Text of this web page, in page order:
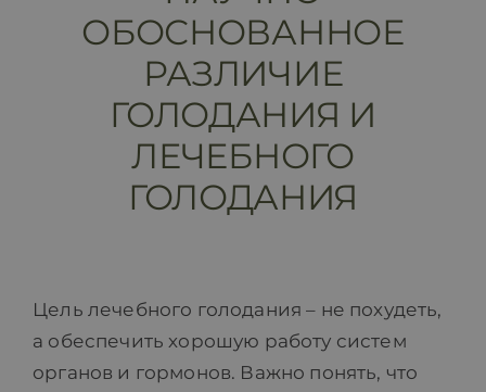
ПРОГРАММЫ И ПРОЦЕДУРЫ
БРОНИРОВАНИЕ
ПРАЙС-ЛИСТ
МАГАЗИН
FAQ
ОБОСНОВАННОЕ
РАЗЛИЧИЕ
ГОЛОДАНИЯ И
ЛЕЧЕБНОГО
ГОЛОДАНИЯ
Цель лечебного голодания – не похудеть,
а обеспечить хорошую работу систем
органов и гормонов. Важно понять, что